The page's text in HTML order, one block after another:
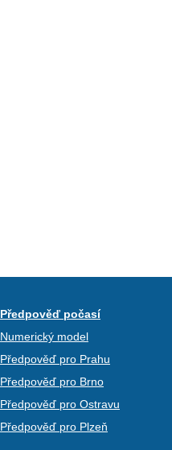
Předpověď počasí
Numerický model
Předpověď pro Prahu
Předpověď pro Brno
Předpověď pro Ostravu
Předpověď pro Plzeň